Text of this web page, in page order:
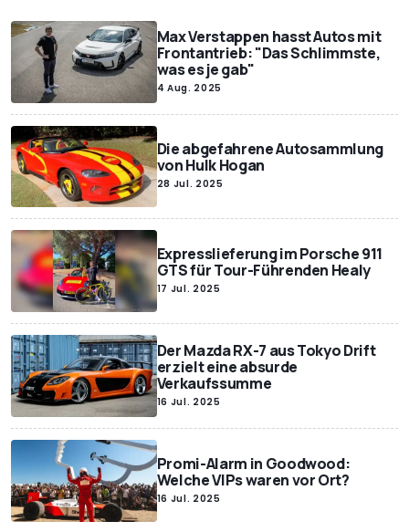
Max Verstappen hasst Autos mit
Frontantrieb: "Das Schlimmste,
was es je gab"
4 Aug. 2025
Die abgefahrene Autosammlung
von Hulk Hogan
28 Jul. 2025
Expresslieferung im Porsche 911
GTS für Tour-Führenden Healy
17 Jul. 2025
Der Mazda RX-7 aus Tokyo Drift
erzielt eine absurde
Verkaufssumme
16 Jul. 2025
Promi-Alarm in Goodwood:
Welche VIPs waren vor Ort?
16 Jul. 2025